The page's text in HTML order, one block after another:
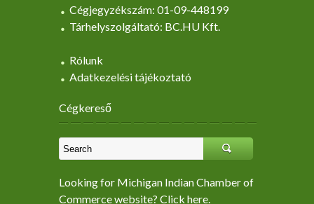
Cégjegyzékszám: 01-09-448199
Tárhelyszolgáltató: BC.HU Kft.
Rólunk
Adatkezelési tájékoztató
Cégkereső
Looking for Michigan Indian Chamber of
Commerce website? Click here.